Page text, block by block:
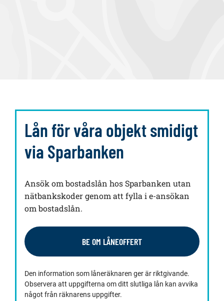
Lån för våra objekt smidigt
via Sparbanken
Ansök om bostadslån hos Sparbanken utan
nätbankskoder genom att fylla i e-ansökan
om bostadslån.
BE OM LÅNEOFFERT
Den information som låneräknaren ger är riktgivande.
Observera att uppgifterna om ditt slutliga lån kan avvika
något från räknarens uppgifter.